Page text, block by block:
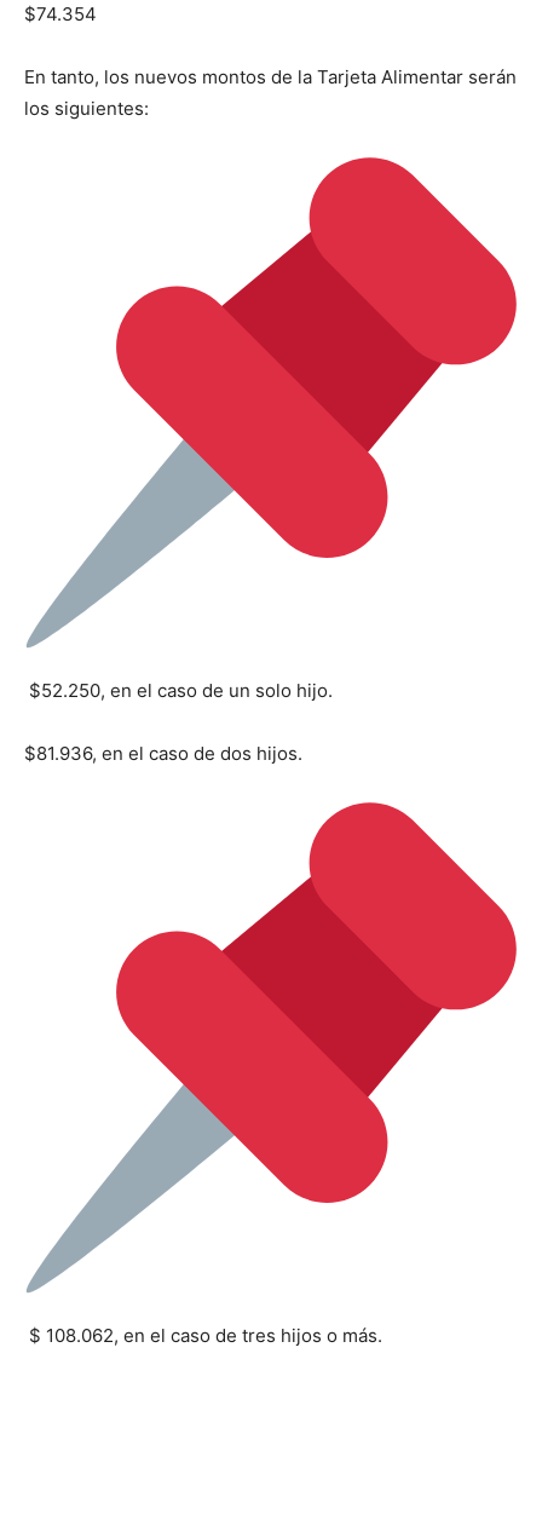
$74.354
En tanto, los nuevos montos de la Tarjeta Alimentar serán
los siguientes:
$52.250, en el caso de un solo hijo.
$81.936, en el caso de dos hijos.
$ 108.062, en el caso de tres hijos o más.